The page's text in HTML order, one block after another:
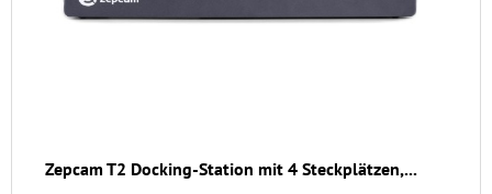
Zepcam T2 Docking-Station mit 4 Steckplätzen,...